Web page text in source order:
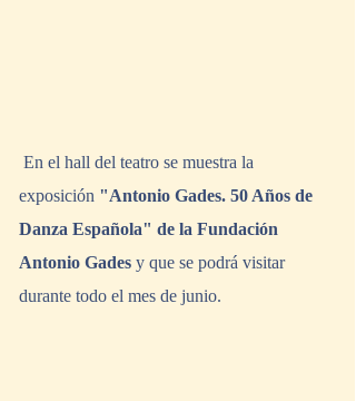
exposición "Antonio Gades. 50 Años de
Danza Española" de la Fundación
Antonio Gades y que se podrá visitar
durante todo el mes de junio.